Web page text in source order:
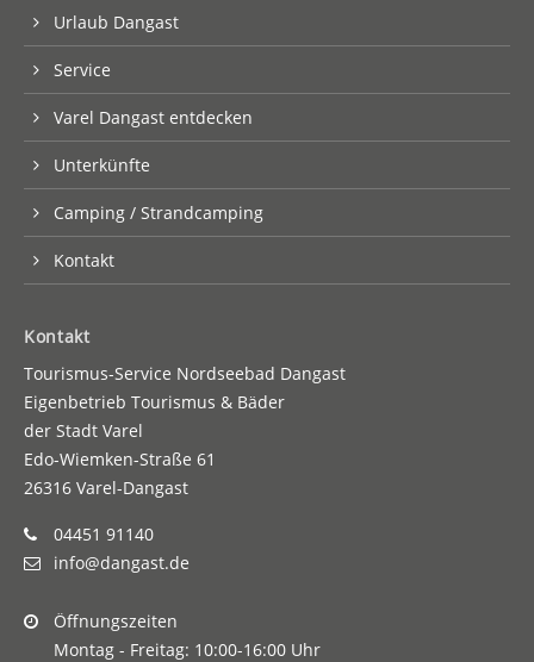
Urlaub Dangast
Service
Varel Dangast entdecken
Unterkünfte
Camping / Strandcamping
Kontakt
Kontakt
Tourismus-Service Nordseebad Dangast
Eigenbetrieb Tourismus & Bäder
der Stadt Varel
Edo-Wiemken-Straße 61
26316 Varel-Dangast
04451 91140
info@dangast.de
Öffnungszeiten
Montag - Freitag: 10:00-16:00 Uhr